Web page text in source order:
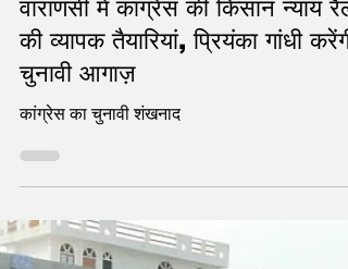
की व्यापक तैयारियां, प्रियंका गांधी करेंगी